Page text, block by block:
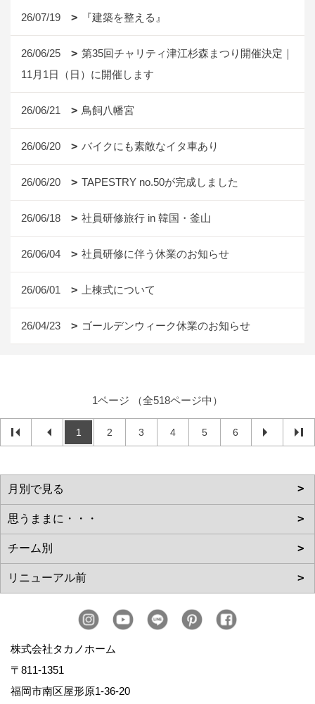
26/07/19 『建築を整える』
26/06/25
第35回チャリティ津江杉森まつり開催決定｜
11月1日（日）に開催します
26/06/21 鳥飼八幡宮
26/06/20 バイクにも素敵なイタ車あり
26/06/20 TAPESTRY no.50が完成しました
26/06/18 社員研修旅行 in 韓国・釜山
26/06/04 社員研修に伴う休業のお知らせ
26/06/01 上棟式について
26/04/23 ゴールデンウィーク休業のお知らせ
1ページ （全518ページ中）
1 2 3 4 5 6
株式会社タカノホーム
〒811-1351
福岡市南区屋形原1-36-20